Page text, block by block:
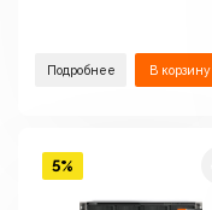
Подробнее В корзину
5%